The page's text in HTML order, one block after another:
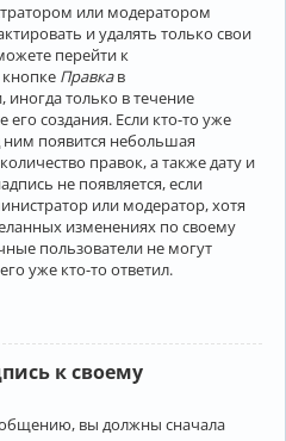
или модератором
и удалять только свои
перейти к
Правкав
только в течение
создания. Если кто-то уже
появится небольшая
правок, а также дату и
не появляется, если
или модератор, хотя
изменениях по своему
пользователи не могут
уже кто-то ответил.
к своему
вы должны сначала